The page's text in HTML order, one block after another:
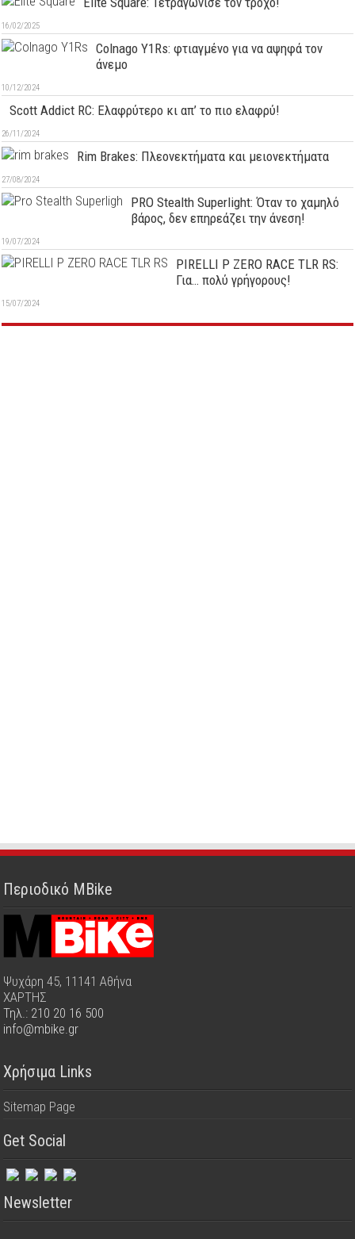
16/02/2025
Colnago Y1Rs: φτιαγμένο για να αψηφά τον
άνεμο
10/12/2024
Scott Addict RC: Ελαφρύτερο κι απ’ το πιο ελαφρύ!
26/11/2024
Rim Brakes: Πλεονεκτήματα και μειονεκτήματα
27/08/2024
PRO Stealth Superlight: Όταν το χαμηλό
βάρος, δεν επηρεάζει την άνεση!
19/07/2024
PIRELLI P ZERO RACE TLR RS:
Για… πολύ γρήγορους!
15/07/2024
Περιοδικό MBike
Ψυχάρη 45, 11141 Αθήνα
ΧΑΡΤΗΣ
Τηλ.: 210 20 16 500
info@mbike.gr
Χρήσιμα Links
Sitemap Page
Get Social
Newsletter